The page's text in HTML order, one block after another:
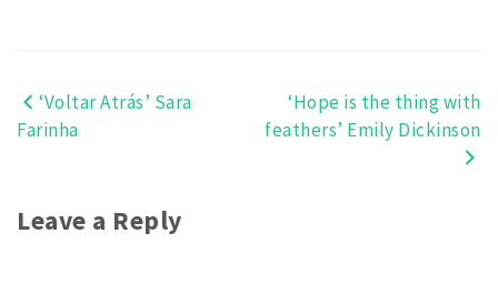
Post
‘Voltar Atrás’ Sara
Farinha
‘Hope is the thing with
feathers’ Emily Dickinson
Leave a Reply